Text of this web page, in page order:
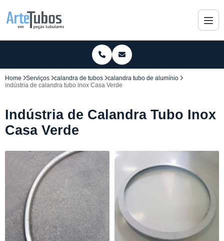
Home Serviços calandra de tubos
calandra tubo de alumínio
indústria de calandra tubo inox Casa Verde
Indústria de Calandra Tubo Inox
Casa Verde